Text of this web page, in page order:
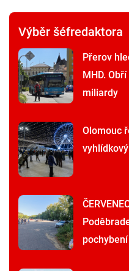
Výběr šéfredaktora
Přerov
MHD.
miliardy
Olomouc